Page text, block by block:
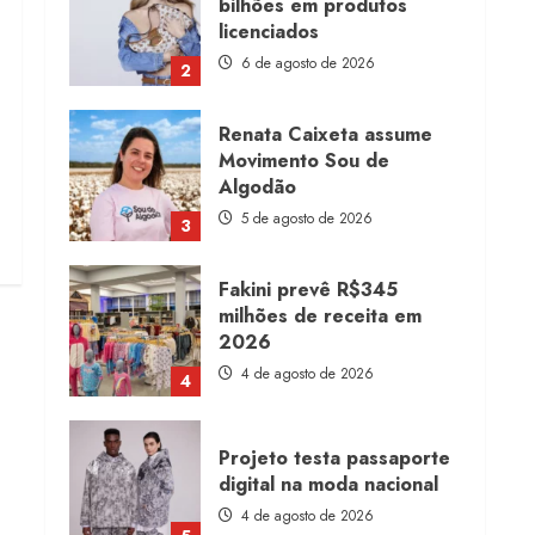
2
licenciados
6 de agosto de 2026
3
Renata Caixeta assume
Movimento Sou de
Algodão
5 de agosto de 2026
4
Fakini prevê R$345
milhões de receita em
2026
4 de agosto de 2026
Projeto testa passaporte
digital na moda nacional
4 de agosto de 2026